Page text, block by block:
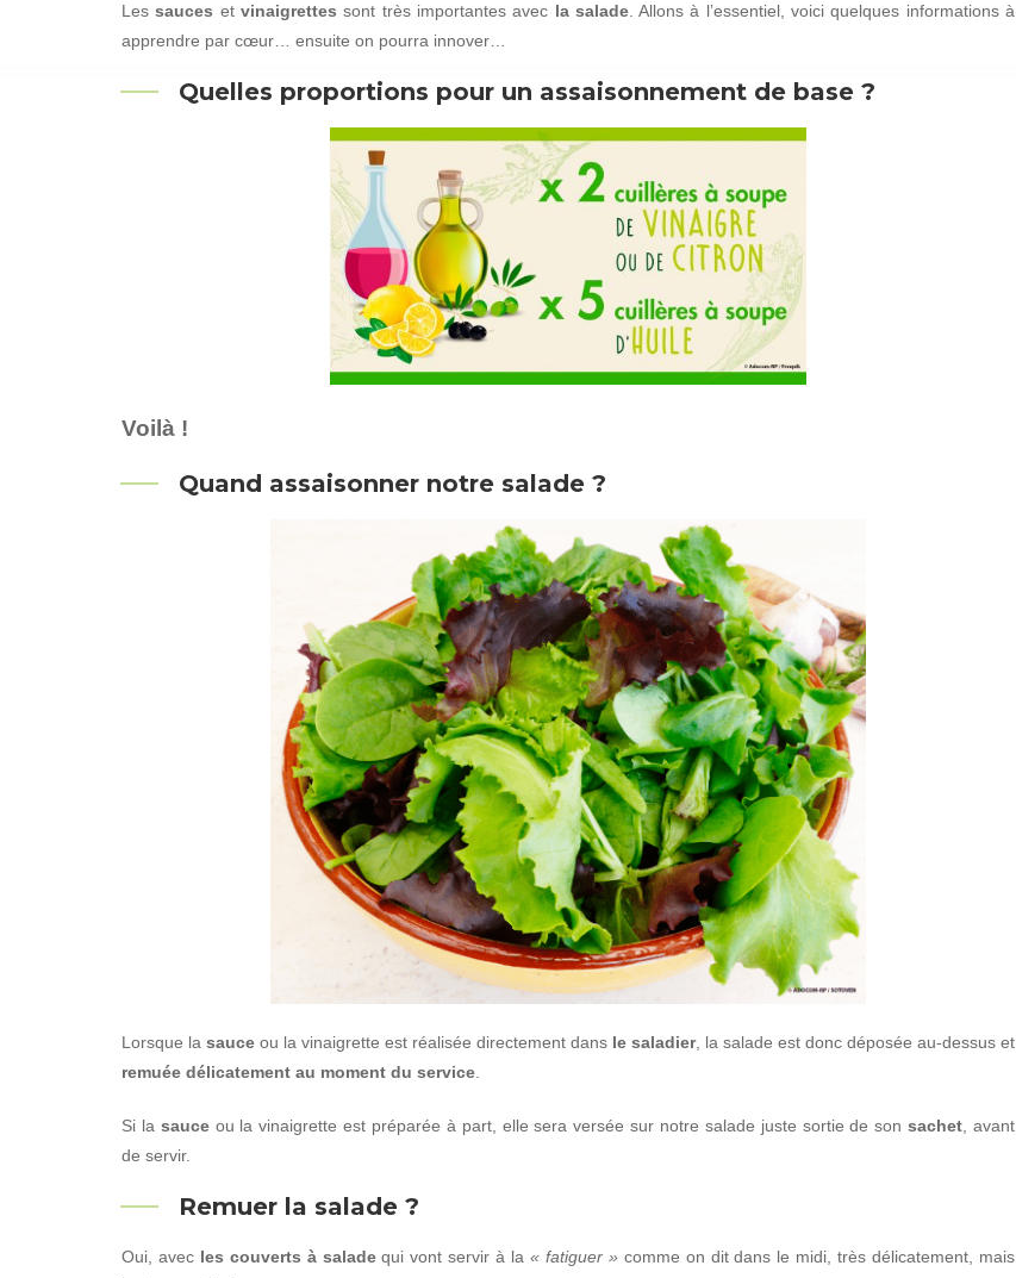
Lessauces et vinaigrettes sont très importantes avec la salade. Allons à l’essentiel, voici quelques informations à
apprendre par cœur… ensuite on pourra innover…
Quelles proportions pour un assaisonnement de base ?
Voilà !
Quand assaisonner notre salade ?
Lorsque la sauce ou la vinaigrette est réalisée directement dans le saladier, la salade est donc déposée au-dessus et
remuée délicatement au moment du service
Si la sauceou la vinaigrette est préparée à part, elle sera versée sur notre salade juste sortie de sonsachet , avant
de servir.
Remuer la salade ?
Oui, avec les couverts à saladequi vont servir à la« fatiguer » comme on dit dans le midi, très délicatement, mais